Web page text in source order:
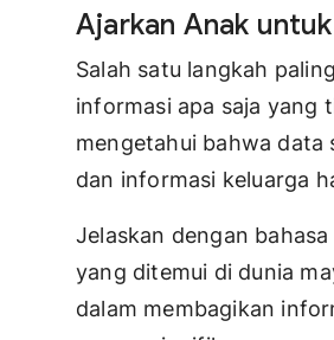
Ajarkan Anak
Salah satu langkah
informasi apa saja yang
mengetahui bahwa data
dan informasi keluarga
Jelaskan dengan
yang ditemui di dunia
dalam membagikan